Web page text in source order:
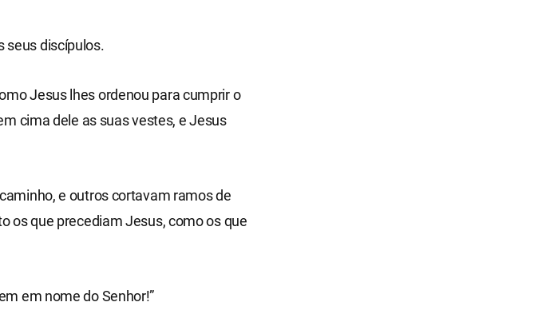
seus discípulos.
Jesus lhes ordenou para cumprir o
cima dele as suas vestes, e Jesus
e outros cortavam ramos de
os que precediam Jesus, como os que
em nome do Senhor!”